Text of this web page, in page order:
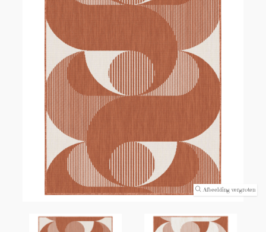
Afbeelding vergroten
(0)